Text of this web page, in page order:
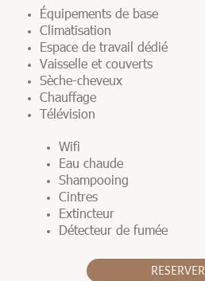
Équipements de base
Climatisation
Espace de travail dédié
Vaisselle et couverts
Sèche-cheveux
Chauffage
Télévision
Wifi
Eau chaude
Shampooing
Cintres
Extincteur
Détecteur de fumée
RESERVER